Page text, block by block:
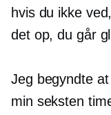
hvis du ikke
det op, du går
Jeg begyndte
min seksten